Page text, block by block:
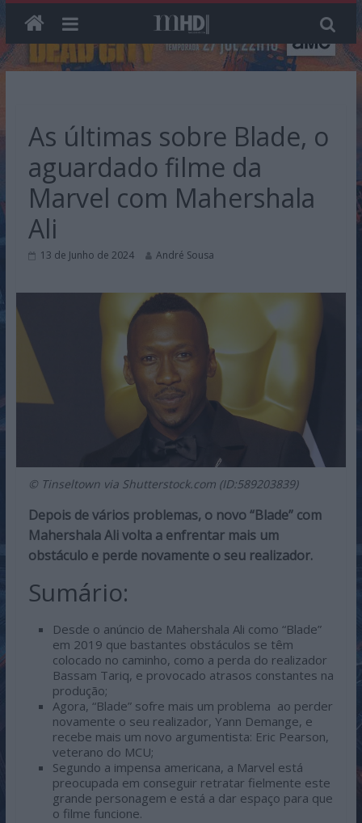
As últimas sobre Blade, o
aguardado filme da
Marvel com Mahershala
Ali
13 de Junho de 2024 André Sousa
© Tinseltown via Shutterstock.com (ID:589203839)
Depois de vários problemas, o novo “Blade” com
Mahershala Ali volta a enfrentar mais um
obstáculo e perde novamente o seu realizador.
Sumário:
Desde o anúncio de Mahershala Ali como “Blade”
em 2019 que bastantes obstáculos se têm
colocado no caminho, como a perda do realizador
Bassam Tariq, e provocado atrasos constantes na
produção;
Agora, “Blade” sofre mais um problema ao perder
novamente o seu realizador, Yann Demange, e
recebe mais um novo argumentista: Eric Pearson,
veterano do MCU;
Segundo a impensa americana, a Marvel está
preocupada em conseguir retratar fielmente este
grande personagem e está a dar espaço para que
o filme funcione.